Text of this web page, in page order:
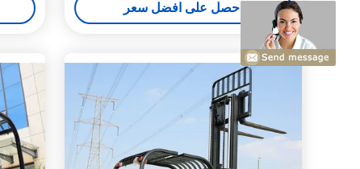
احصل على افضل سعر